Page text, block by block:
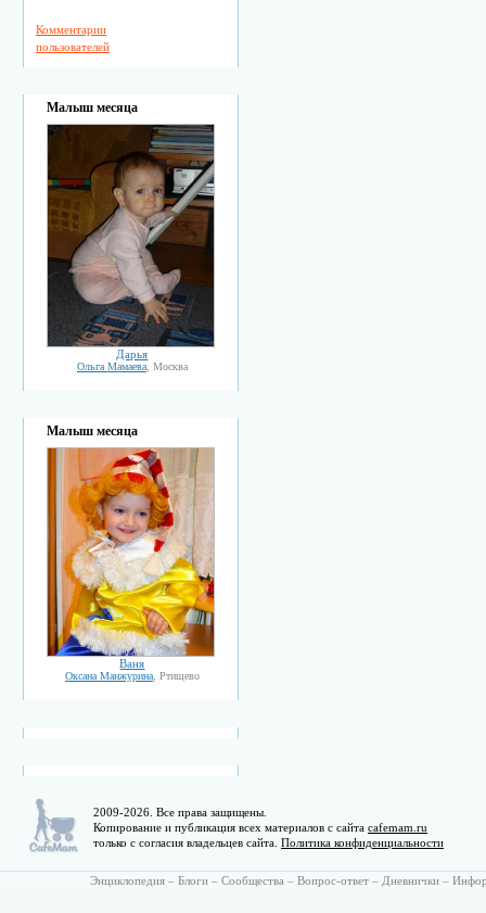
Комментарии
пользователей
Малыш месяца
Дарья
Ольга Мамаева , Москва
Малыш месяца
Ваня
Оксана Манжурина, Ртищево
2009-2026. Все права защищены.
Копирование и публикация всех материалов с сайта cafemam.ru
только с согласия владельцев сайта. Политика конфиденциальности
Энциклопедия – Блоги – Сообщества – Вопрос-ответ – Дневнички –